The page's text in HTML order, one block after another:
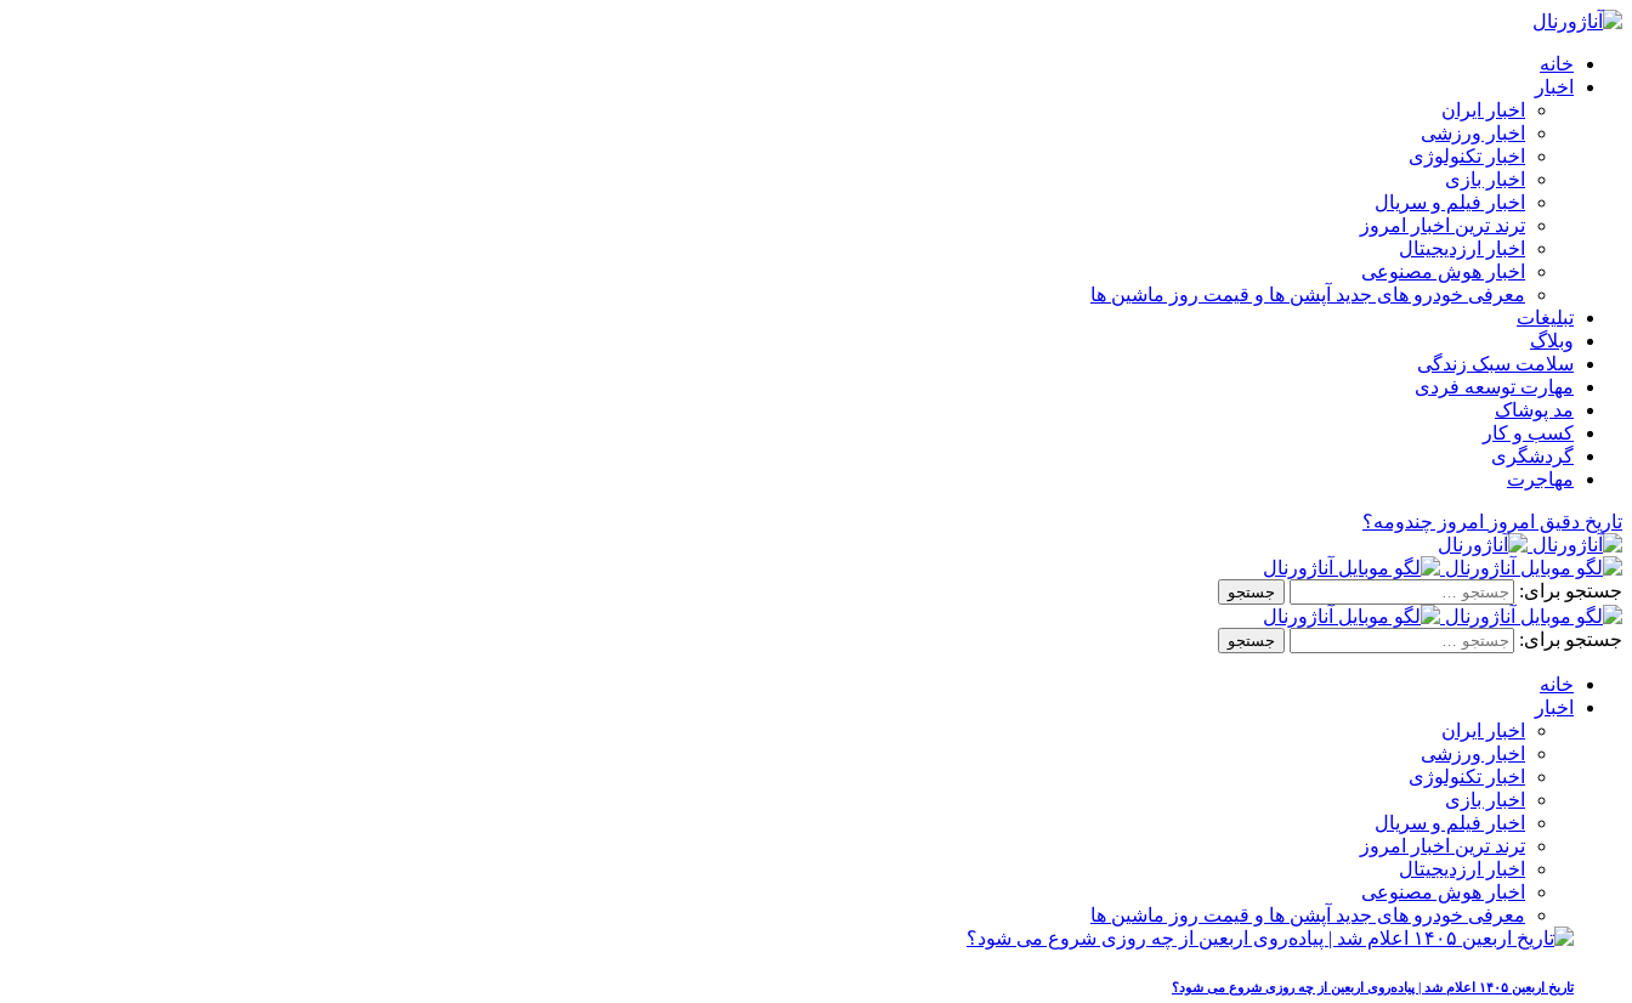
خانه
اخبار
اخبار ایران
اخبار ورزشی
اخبار تکنولوژی
اخبار بازی
اخبار فیلم و سریال
ترند ترین اخبار امروز
اخبار ارزدیجیتال
اخبار هوش مصنوعی
معرفی خودرو های جدید آپشن‌ ها و قیمت روز ماشین‌ ها
تبلیغات
وبلاگ
سلامت سبک زندگی
مهارت توسعه فردی
مد پوشاک
کسب و کار
گردشگری
مهاجرت
تاریخ دقیق امروز امروز چندومه؟
جستجو برای:
جستجو برای:
خانه
اخبار
اخبار ایران
اخبار ورزشی
اخبار تکنولوژی
اخبار بازی
اخبار فیلم و سریال
ترند ترین اخبار امروز
اخبار ارزدیجیتال
اخبار هوش مصنوعی
معرفی خودرو های جدید آپشن‌ ها و قیمت روز ماشین‌ ها
تاریخ اربعین ۱۴۰۵ اعلام شد | پیاده‌روی اربعین از چه روزی شروع می‌ شود؟